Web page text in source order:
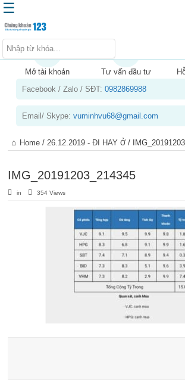
Trang chủ
Kiến thức chứng khoán
Kinh nghiệm đầu tư
Sản phẩm – dịch vụ
Chứng khoán phái sinh
☰
Mở tài khoản Tư vấn đầu tư
Facebook / Zalo / SĐT:0982869988
Email/ Skype:vuminhvu68@gmail.com
Home /26.12.2019 - ĐI HAY Ở /
IMG_20191203_214345
in 354 Views